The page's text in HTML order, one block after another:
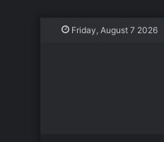
Friday, August 7 2026